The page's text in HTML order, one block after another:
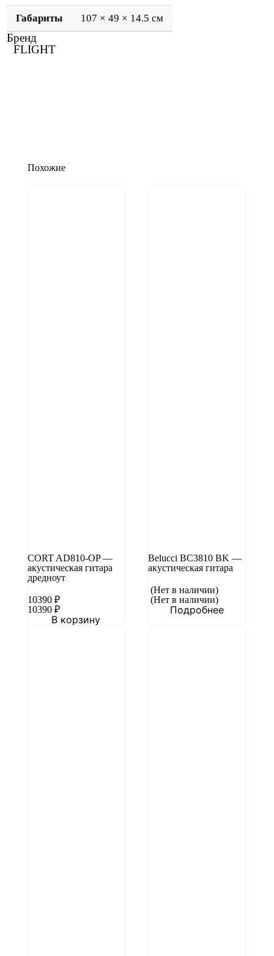
Габариты 107 × 49 × 14.5 см
Бренд
FLIGHT
Похожие
CORT AD810-OP —
акустическая гитара
дредноут
10390 ₽
10390 ₽
В корзину
Belucci BC3810 BK —
акустическая гитара
(Нет в наличии)
(Нет в наличии)
Подробнее